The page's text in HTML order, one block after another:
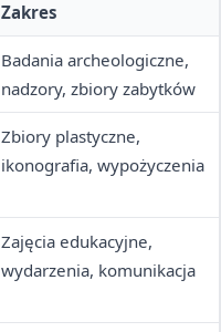
Zakres
Badania archeologiczne,
nadzory, zbiory zabytków
Zbiory plastyczne,
ikonografia, wypożyczenia
Zajęcia edukacyjne,
wydarzenia, komunikacja